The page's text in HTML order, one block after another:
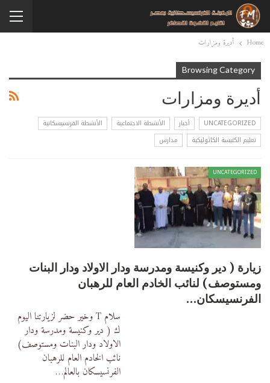
Home أديرة ومزارات
Browsing Category
أديرة ومزارات
UNCATEGORIZED أخبار الأنشطة الاجتماعية
الأنشطة الفرنسيسكانية
تعليم الكنيسة الكاثوليكية
مدارس
UNCATEGORIZED
زيارة ( دير وكنيسة ومدرسة ودار الاولاد ودار البنات
ومستوصف) لنائب الخادم العام للرهبان
الفرنسيسكان…
سلام T وخير
حضر لزيارتنا اليوم
ك ( دير وكنيسة ومدرسة ودار
الاولاد ودار البنات ومستوصف)
نائب الخادم العام للرهبان
الفرنسيسكان بالعالم…